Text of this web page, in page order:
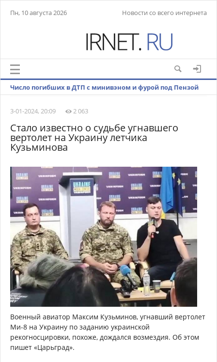
Пн, 10 августа 2026 Новости со всего интернета
Число погибших в ДТП с минивэном и фурой под Пензой
3-01-2024, 20:09
2 063
Стало известно о судьбе угнавшего
вертолет на Украину летчика
Кузьминова
Военный авиатор Максим Кузьминов, угнавший вертолет
Ми-8 на Украину по заданию украинской
рекогносцировки, похоже, дождался возмездия. Об этом
пишет «Царьград».